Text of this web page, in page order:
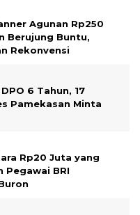
Agunan Rp250
Berujung Buntu,
Rekonvensi
6 Tahun, 17
Pamekasan Minta
Rp20 Juta yang
Pegawai BRI